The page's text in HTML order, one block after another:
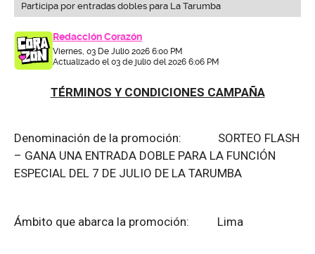
Participa por entradas dobles para La Tarumba
Redacción Corazón
Viernes, 03 De Julio 2026 6:00 PM
Actualizado el 03 de julio del 2026 6:06 PM
TÉRMINOS Y CONDICIONES CAMPAÑA
Denominación de la promoción: SORTEO FLASH
– GANA UNA ENTRADA DOBLE PARA LA FUNCIÓN
ESPECIAL DEL 7 DE JULIO DE LA TARUMBA
Ámbito que abarca la promoción: Lima